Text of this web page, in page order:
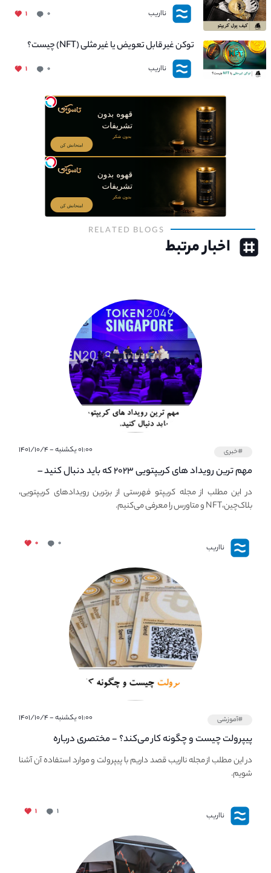
نااریب ۰ ۱
توکن غیر قابل تعویض یا غیر مثلی (NFT) چیست؟
نااریب ۰ ۱
RELATED BLOGS
اخبار مرتبط
#خبری ۰۱:۰۰ یکشنبه - ۱۴۰۱/۱۰/۴
مهم ترین رویداد های کریپتویی ۲۰۲۳ که باید دنبال کنید –
معرفی بهترین رویداد های جهانی
در این مطلب از مجله کریپتو فهرستی از برترین رویدادهای کریپتویی،
بلاک‌چین،NFT و متاورس را معرفی می‌کنیم.
نااریب ۰ ۰
#آموزشی ۰۱:۰۰ یکشنبه - ۱۴۰۱/۱۰/۴
پیپر‌ولت چیست و چگونه کار می‌کند؟ - مختصری درباره
PaperWallet
در این مطلب از مجله نااریب قصد داریم با پیپر‌ولت و موارد استفاده آن آشنا
شویم.
نااریب ۱ ۱